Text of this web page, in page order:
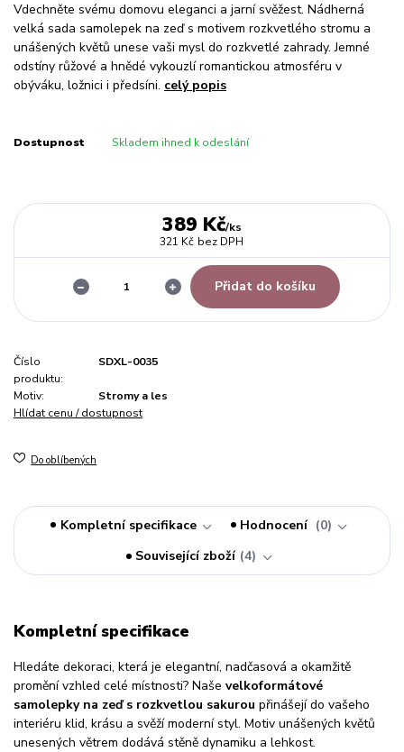
Vdechněte svému domovu eleganci a jarní svěžest. Nádherná
velká sada samolepek na zeď s motivem rozkvetlého stromu a
unášených květů unese vaši mysl do rozkvetlé zahrady. Jemné
odstíny růžové a hnědé vykouzlí romantickou atmosféru v
obýváku, ložnici i předsíni. celý popis
Dostupnost Skladem ihned k odeslání
389 Kč/ks
321 Kč bez DPH
Přidat do košíku
Číslo
produktu:
SDXL-0035
Motiv:
Stromy a les
Hlídat cenu / dostupnost
Do oblíbených
Kompletní specifikace Hodnocení
0
Související zboží 4
Kompletní specifikace
Hledáte dekoraci, která je elegantní, nadčasová a okamžitě
promění vzhled celé místnosti? Naše velkoformátové
samolepky na zeď s rozkvetlou sakurou přinášejí do vašeho
interiéru klid, krásu a svěží moderní styl. Motiv unášených květů
unesených větrem dodává stěně dynamiku a lehkost.